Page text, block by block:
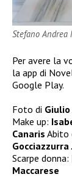
Stefano Andrea
Per avere la
la app di
Google Play.
Foto di
Make up:
Canaris Abito
Gocciazzurra
Scarpe donna:
Maccarese